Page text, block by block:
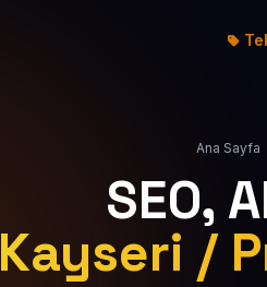
Ana Sayfa
SEO,
Kayseri /